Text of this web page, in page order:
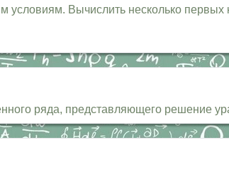
Вычислить несколько
ряда, представляющего решение